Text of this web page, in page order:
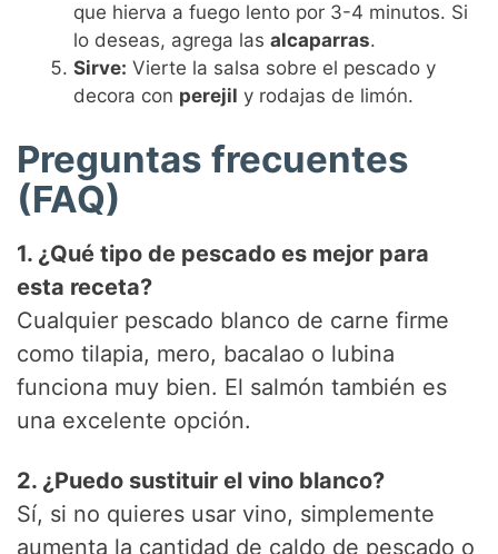
que hierva a fuego lento por 3-4 minutos. Si
lo deseas, agrega lasalcaparras.
Sirve: Vierte la salsa sobre el pescado y
decora con perejil y rodajas de limón.
Preguntas frecuentes
(FAQ)
1. ¿Qué tipo de pescado es mejor para
esta receta?
Cualquier pescado blanco de carne firme
como tilapia, mero, bacalao o lubina
funciona muy bien. El salmón también es
una excelente opción.
2. ¿Puedo sustituir el vino blanco?
Sí, si no quieres usar vino, simplemente
aumenta la cantidad de caldo de pescado o